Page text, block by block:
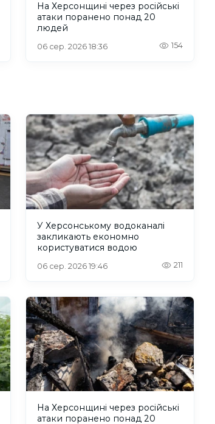
На Херсонщині через російські
атаки поранено понад 20
людей
06 сер. 2026 18:36 154
У Херсонському водоканалі
закликають економно
користуватися водою
06 сер. 2026 19:46 211
На Херсонщині через російські
атаки поранено понад 20